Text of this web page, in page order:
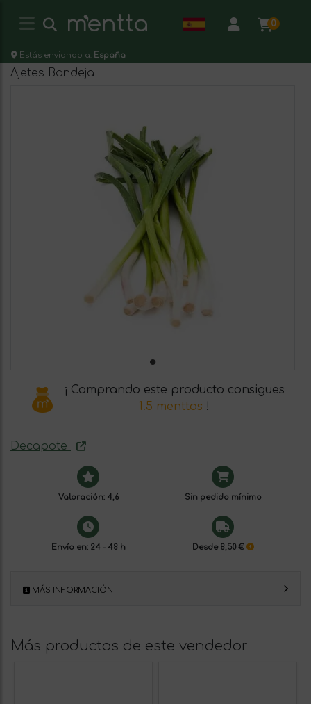
0
Estás enviando a: España
Ajetes Bandeja
¡ Comprando este producto consigues
1.5 menttos !
Decapote
Valoración: 4,6 Sin pedido mínimo
Envío en: 24 - 48 h Desde 8,50 €
MÁS INFORMACIÓN
Más productos de este vendedor